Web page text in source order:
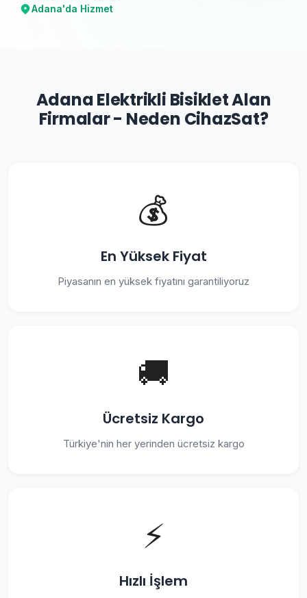
Adana'da Hizmet
Adana Elektrikli Bisiklet Alan
Firmalar - Neden CihazSat?
💰
En Yüksek Fiyat
Piyasanın en yüksek fiyatını garantiliyoruz
🚚
Ücretsiz Kargo
Türkiye'nin her yerinden ücretsiz kargo
⚡
Hızlı İşlem